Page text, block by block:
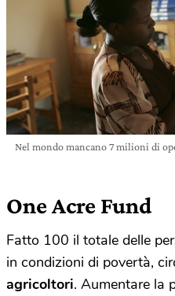
Nel mondo mancano 7 milioni di
One Acre Fund
Fatto 100 il totale delle
in condizioni di povertà,
agricoltori. Aumentare la